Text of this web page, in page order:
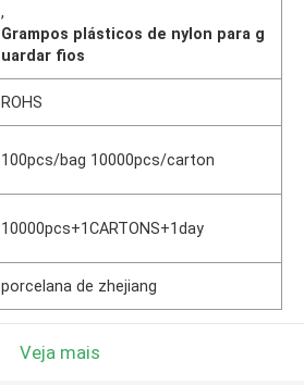
,
Grampos plásticos de nylon para g
uardar fios
ROHS
100pcs/bag 10000pcs/carton
10000pcs+1CARTONS+1day
porcelana de zhejiang
Veja mais